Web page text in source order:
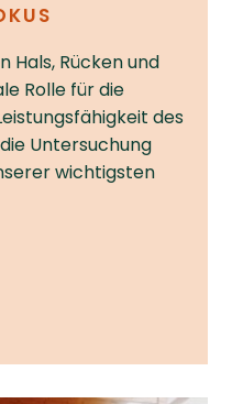
Hals, Rücken und
Rolle für die
des
Untersuchung
wichtigsten